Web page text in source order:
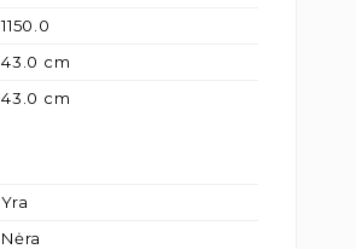
1150.0
43.0 cm
43.0 cm
Yra
Nėra